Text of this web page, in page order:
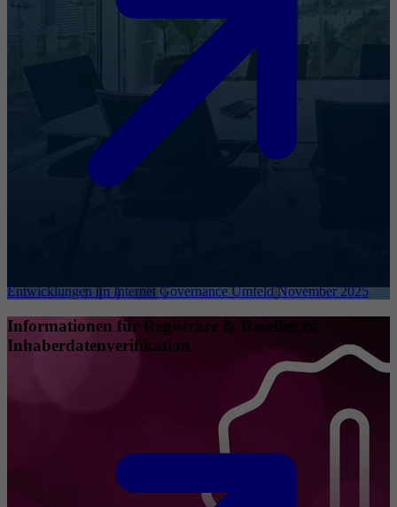
Entwicklungen im Internet Governance Umfeld November 2025
Informationen für Registrare & Reseller zu
Inhaberdatenverifikation